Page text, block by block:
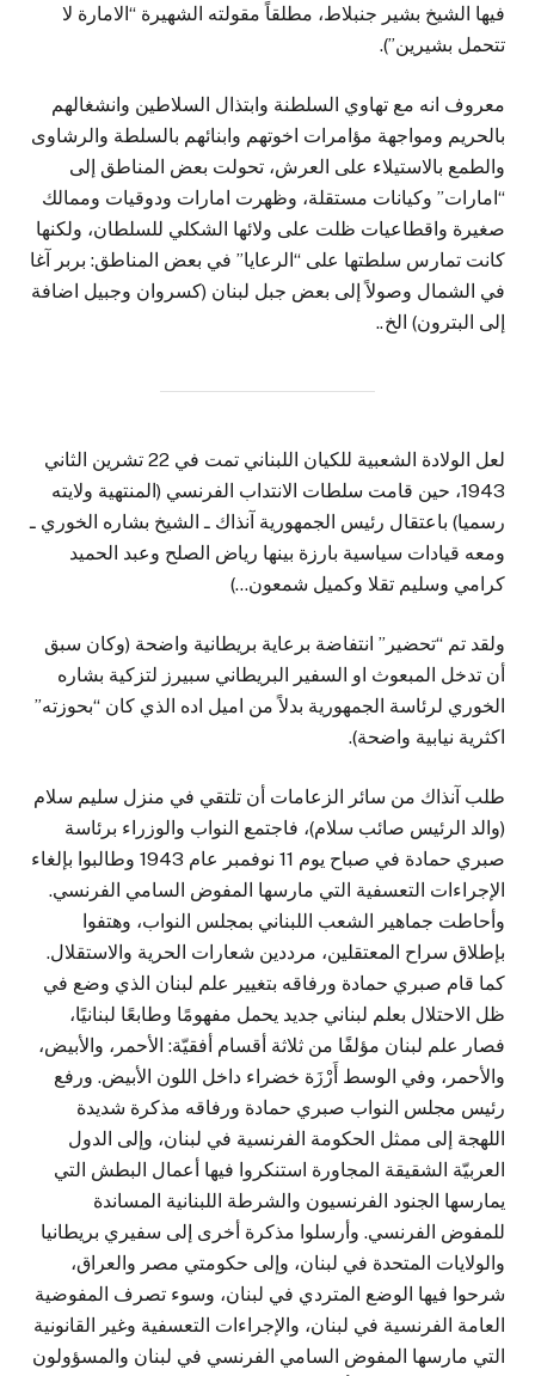
فيها الشيخ بشير جنبلاط، مطلقاً مقولته الشهيرة “الامارة لا
تتحمل بشيرين”).
معروف انه مع تهاوي السلطنة وابتذال السلاطين وانشغالهم
بالحريم ومواجهة مؤامرات اخوتهم وابنائهم بالسلطة والرشاوى
والطمع بالاستيلاء على العرش، تحولت بعض المناطق إلى
“امارات” وكيانات مستقلة، وظهرت امارات ودوقيات وممالك
صغيرة واقطاعيات ظلت على ولائها الشكلي للسلطان، ولكنها
كانت تمارس سلطتها على “الرعايا” في بعض المناطق: بربر آغا
في الشمال وصولاً إلى بعض جبل لبنان (كسروان وجبيل اضافة
إلى البترون) الخ..
لعل الولادة الشعبية للكيان اللبناني تمت في 22 تشرين الثاني
1943، حين قامت سلطات الانتداب الفرنسي (المنتهية ولايته
رسميا) باعتقال رئيس الجمهورية آنذاك ـ الشيخ بشاره الخوري ـ
ومعه قيادات سياسية بارزة بينها رياض الصلح وعبد الحميد
كرامي وسليم تقلا وكميل شمعون…)
ولقد تم “تحضير” انتفاضة برعاية بريطانية واضحة (وكان سبق
أن تدخل المبعوث او السفير البريطاني سبيرز لتزكية بشاره
الخوري لرئاسة الجمهورية بدلاً من اميل اده الذي كان “بحوزته”
اكثرية نيابية واضحة).
طلب آنذاك من سائر الزعامات أن تلتقي في منزل سليم سلام
(والد الرئيس صائب سلام)، فاجتمع النواب والوزراء برئاسة
صبري حمادة في صباح يوم 11 نوفمبر عام 1943 وطالبوا بإلغاء
الإجراءات التعسفية التي مارسها المفوض السامي الفرنسي.
وأحاطت جماهير الشعب اللبناني بمجلس النواب، وهتفوا
بإطلاق سراح المعتقلين، مرددين شعارات الحرية والاستقلال.
كما قام صبري حمادة ورفاقه بتغيير علم لبنان الذي وضع في
ظل الاحتلال بعلم لبناني جديد يحمل مفهومًا وطابعًا لبنانيًا،
فصار علم لبنان مؤلفًا من ثلاثة أقسام أفقيّة: الأحمر، والأبيض،
والأحمر، وفي الوسط أَرْزَة خضراء داخل اللون الأبيض. ورفع
رئيس مجلس النواب صبري حمادة ورفاقه مذكرة شديدة
اللهجة إلى ممثل الحكومة الفرنسية في لبنان، وإلى الدول
العربيّة الشقيقة المجاورة استنكروا فيها أعمال البطش التي
يمارسها الجنود الفرنسيون والشرطة اللبنانية المساندة
للمفوض الفرنسي. وأرسلوا مذكرة أخرى إلى سفيري بريطانيا
والولايات المتحدة في لبنان، وإلى حكومتي مصر والعراق،
شرحوا فيها الوضع المتردي في لبنان، وسوء تصرف المفوضية
العامة الفرنسية في لبنان، والإجراءات التعسفية وغير القانونية
التي مارسها المفوض السامي الفرنسي في لبنان والمسؤولون